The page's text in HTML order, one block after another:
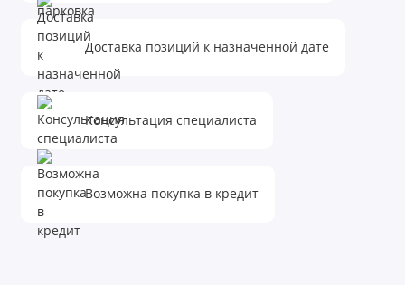
Доставка позиций к назначенной дате
Консультация специалиста
Возможна покупка в кредит